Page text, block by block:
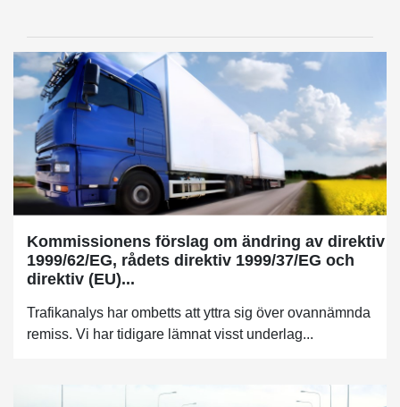
Kommissionens förslag om ändring av direktiv
1999/62/EG, rådets direktiv 1999/37/EG och
direktiv (EU)...
Trafikanalys har ombetts att yttra sig över ovannämnda
remiss. Vi har tidigare lämnat visst underlag...